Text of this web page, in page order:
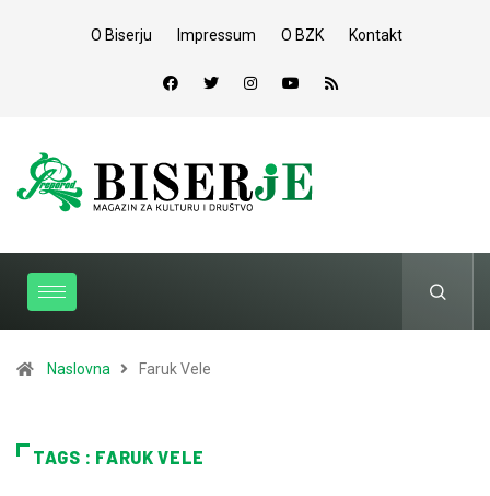
O Biserju Impressum O BZK Kontakt
Naslovna Faruk Vele
TAGS : FARUK VELE